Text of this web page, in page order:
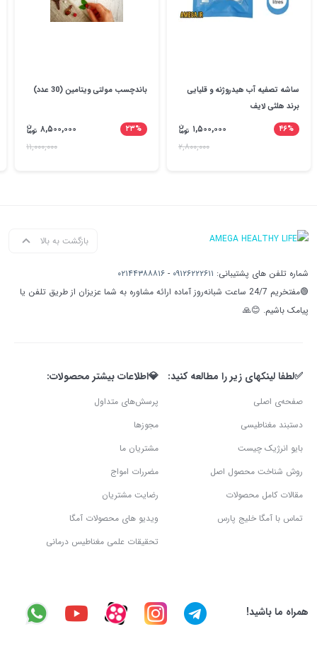
ساشه تصفیه آب هیدروژنه و قلیایی
برند هلثی لایف
۴۶%
۱,۵۰۰,۰۰۰
۲,۸۰۰,۰۰۰
باندچسب مولتی ویتامین (30 عدد)
۲۳%
۸,۵۰۰,۰۰۰
۱۱,۰۰۰,۰۰۰
بازگشت به بالا
شماره تلفن های پشتیبانی: ۰۹۱۲۶۲۲۲۶۱۱ - ۰۲۱۴۴۳۸۸۸۱۶
🟢مفتخریم 24/7 ساعت شبانه‌روز آماده ارائه مشاوره به شما عزیزان از طریق تلفن یا
پیامک باشیم. 😊🙏
✅لطفا لینکهای زیر را مطالعه کنید:
صفحه‌ی اصلی
دستبند مغناطیسی
بایو انرژیک چیست
روش شناخت محصول اصل
مقالات کامل محصولات
تماس با آمگا خلیج پارس
💎اطلاعات بیشتر محصولات:
پرسش‌های متداول
مجوزها
مشتریان ما
مضررات امواج
رضایت مشتریان
ویدیو های محصولات آمگا
تحقیقات علمی مغناطیس درمانی
همراه ما باشید!